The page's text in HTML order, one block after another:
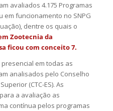
avaliados 4.175 Programas
em funcionamento no SNPG
dentre os quais o
Zootecnia da
ficou com conceito 7.
em todas as
analisados pelo Conselho
(CTC-ES). As
a avaliação as
contínua pelos programas